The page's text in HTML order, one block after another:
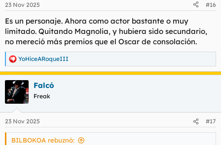
e
:
23 Nov 2025 #16
Es un personaje. Ahora como actor bastante o muy
limitado. Quitando Magnolia, y hubiera sido secundario,
no mereció más premios que el Oscar de consolación.
R
e
a
c
c
i
e
s
YoHiceARoqueIII
Falcó
Freak
23 Nov 2025 #17
BILBOKOA rebuznó: